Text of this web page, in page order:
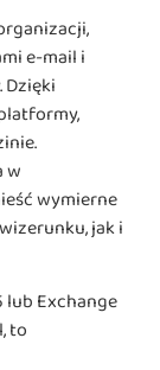
e-mail i
w
wymierne
jak i
Exchange
to